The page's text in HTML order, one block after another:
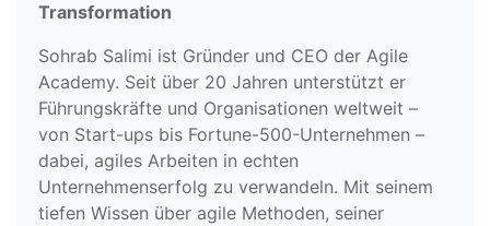
Transformation
Sohrab Salimi ist Gründer und CEO der Agile
Academy. Seit über 20 Jahren unterstützt er
Führungskräfte und Organisationen weltweit –
von Start-ups bis Fortune-500-Unternehmen –
dabei, agiles Arbeiten in echten
Unternehmenserfolg zu verwandeln. Mit seinem
tiefen Wissen über agile Methoden, seiner